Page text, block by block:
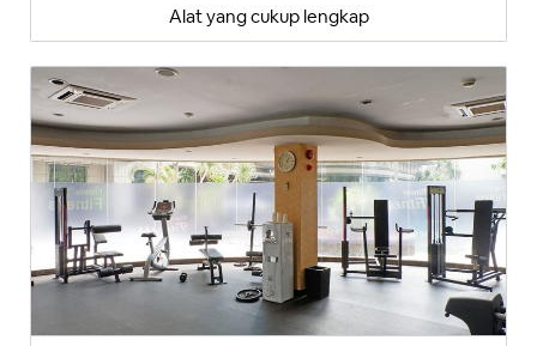
Alat yang cukup lengkap